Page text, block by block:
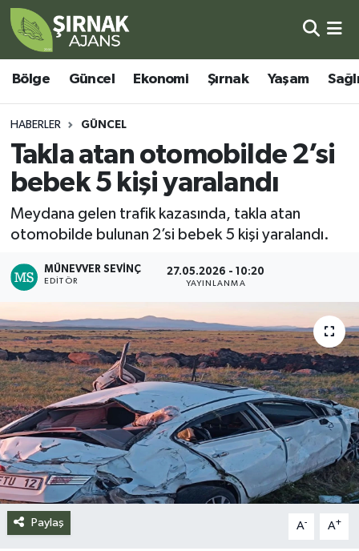
Bölge Güncel Ekonomi Şırnak Yaşam
HABERLER GÜNCEL
Takla atan otomobilde 2’si
bebek 5 kişi yaralandı
Meydana gelen trafik kazasında, takla atan
otomobilde bulunan 2’si bebek 5 kişi yaralandı.
MÜNEVVER SEVINÇ
EDITÖR
27.05.2026 - 10:20
YAYINLANMA
Paylaş A- A+
Bölge
Güncel
Ekonomi
Şırnak
Yaşam
Sağlık
Eğitim
Kültür - Sanat
Siyaset
Spor
Teknoloji
Yazarlar
Şırnak Nöbetçi Eczaneler
Şırnak Hava Durumu
Şirnak Namaz Vakitleri
Şırnak Trafik Yoğunluk Haritası
Süper Lig Puan Durumu ve Fikstür
Tüm Manşetler
Son Dakika Haberleri
Haber Arşivi